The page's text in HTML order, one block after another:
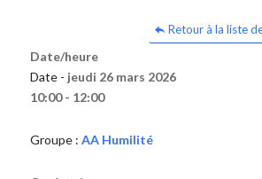
Retour à la liste
Date/heure
Date - jeudi 26 mars 2026
10:00 - 12:00
Groupe : AA Humilité